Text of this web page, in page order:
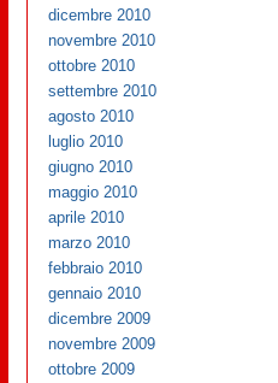
dicembre 2010
novembre 2010
ottobre 2010
settembre 2010
agosto 2010
luglio 2010
giugno 2010
maggio 2010
aprile 2010
marzo 2010
febbraio 2010
gennaio 2010
dicembre 2009
novembre 2009
ottobre 2009